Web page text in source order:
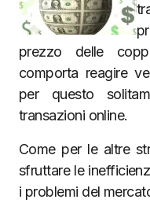
prezzo delle
comporta reagire
per questo
transazioni online.
Come per le altre
sfruttare le
i problemi del